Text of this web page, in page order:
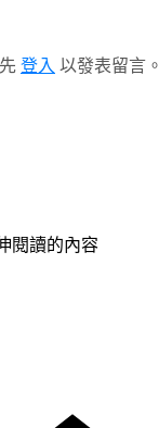
登入 以發表留言。
閱讀的內容